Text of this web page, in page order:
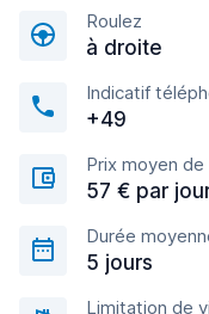
Roulez
à droite
Indicatif
+49
Prix moyen
57 € par
Durée
5 jours
Limitation de